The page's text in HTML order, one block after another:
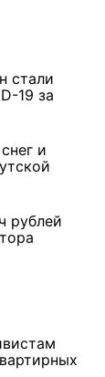
стали
19 за
и
рублей